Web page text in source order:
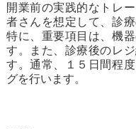
開業前の実践的なトレ
者さんを想定して、診
特に、重要項目は、機
す。また、診療後のレ
す。通常、１５日間程
グを行います。